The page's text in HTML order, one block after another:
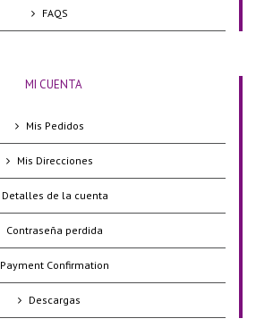
FAQS
MI CUENTA
Mis Pedidos
Mis Direcciones
Detalles de la cuenta
Contraseña perdida
Payment Confirmation
Descargas